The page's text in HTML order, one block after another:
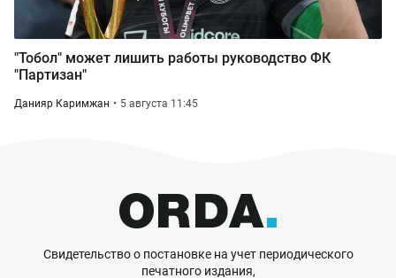
"Тобол" может лишить работы руководство ФК
"Партизан"
Данияр Каримжан 5 августа 11:45
Свидетельство о постановке на учет периодического
печатного издания,